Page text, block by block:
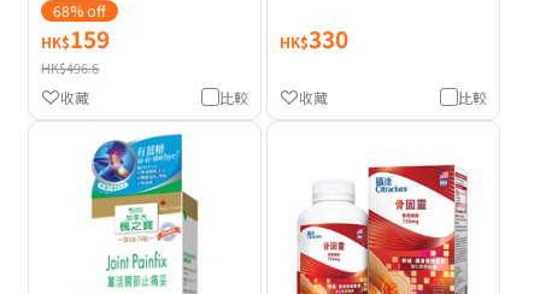
68% off
HK$159
HK$496.6
比較
收藏
HK$330
比較
收藏